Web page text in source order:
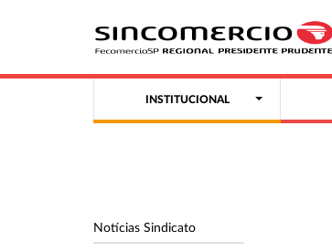
INSTITUCIONAL
Notícias Sindicato